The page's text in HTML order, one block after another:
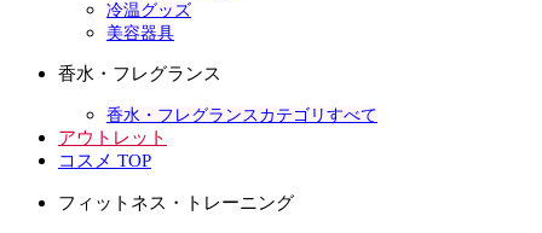
冷温グッズ
美容器具
香水・フレグランス
香水・フレグランスカテゴリすべて
アウトレット
コスメ TOP
フィットネス・トレーニング